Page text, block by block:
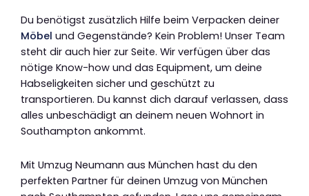
Du benötigst zusätzlich Hilfe beim Verpacken deiner
Möbel und Gegenstände? Kein Problem! Unser Team
steht dir auch hier zur Seite. Wir verfügen über das
nötige Know-how und das Equipment, um deine
Habseligkeiten sicher und geschützt zu
transportieren. Du kannst dich darauf verlassen, dass
alles unbeschädigt an deinem neuen Wohnort in
Southampton ankommt.
Mit Umzug Neumann aus München hast du den
perfekten Partner für deinen Umzug von München